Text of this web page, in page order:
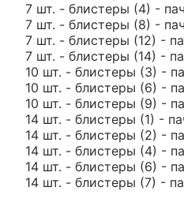
7 шт. - блистеры (4) -
7 шт. - блистеры (8) -
7 шт. - блистеры (12) -
7 шт. - блистеры (14) -
10 шт. - блистеры (3) -
10 шт. - блистеры (6) -
10 шт. - блистеры (9) -
14 шт. - блистеры (1) -
14 шт. - блистеры (2) -
14 шт. - блистеры (4) -
14 шт. - блистеры (6) -
14 шт. - блистеры (7) -